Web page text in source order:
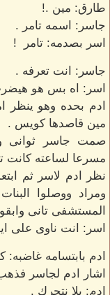
طارق: مين .!
جاسر: اسمه تامر .
اسر بصدمه: تامر !
جاسر: انت تعرفه .
اسر: اه بس هو
ادم بحده وهو ينظر
مين قاصدها كويس .
صمت جاسر ثوانى
مسرعا لساعته كانت تشير ل
نظر ادم لاسر ثم
ومراد ووصلوا
المستشفى تانى
اسر: انت ناوى على
ادم بابتسامه غاضبه:
اشار ادم لجاسر
ادم: يلا نتحرك .